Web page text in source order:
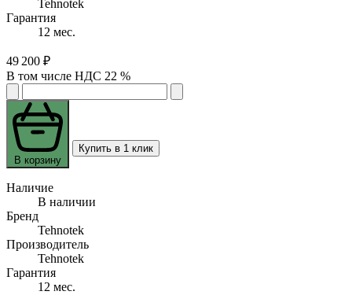
Tehnotek
Гарантия
12 мес.
49 200 ₽
В том числе НДС 22 %
В корзину
Купить в 1 клик
Наличие
В наличии
Бренд
Tehnotek
Производитель
Tehnotek
Гарантия
12 мес.